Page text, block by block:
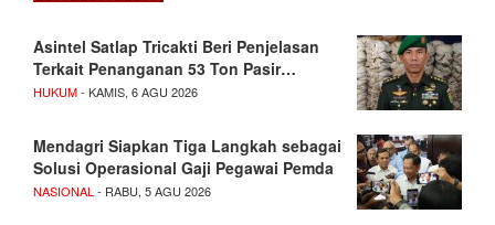
Asintel Satlap Tricakti Beri Penjelasan
Terkait Penanganan 53 Ton Pasir…
HUKUM- KAMIS, 6 AGU 2026
Mendagri Siapkan Tiga Langkah sebagai
Solusi Operasional Gaji Pegawai Pemda
NASIONAL - RABU, 5 AGU 2026